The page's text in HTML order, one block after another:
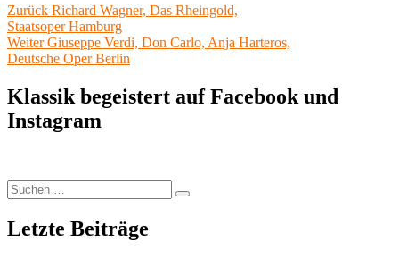
Beitragsnavigation
Zurück Vorheriger
Beitrag:
Richard Wagner, Das Rheingold,
Staatsoper Hamburg
Weiter Nächster
Beitrag:
Giuseppe Verdi, Don Carlo, Anja Harteros,
Deutsche Oper Berlin
Klassik begeistert auf Facebook und
Instagram
Suchen
nach:
Suchen
Letzte Beiträge